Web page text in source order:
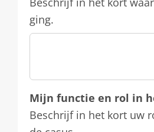
ging.
Mijn functie en rol in
Beschrijf in het kort uw